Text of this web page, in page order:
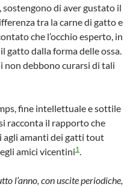
di aver gustato il
tra la carne di gatto e
che l’occhio esperto, in
gatto dalla forma delle ossa.
non debbono curarsi di tali
fine intellettuale e sottile
racconta il rapporto che
agli amanti dei gatti tout
amici vicentini1.
l’anno, con uscite periodiche,